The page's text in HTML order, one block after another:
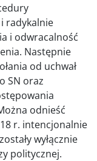
radykalnie
i odwracalność
Następnie
od uchwał
SN oraz
odnieść
r. intencjonalnie
wyłącznie
politycznej.